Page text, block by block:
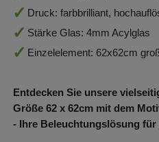
Druck: farbbrilliant,
Stärke Glas: 4mm Acylglas
Einzelelement: 62x62cm
Entdecken Sie unsere
Größe 62 x 62cm mit dem
- Ihre Beleuchtungslösung für